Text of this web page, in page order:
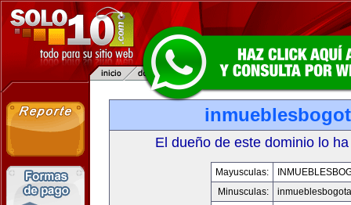
El dueño de este dominio lo
Mayusculas:
Minusculas: